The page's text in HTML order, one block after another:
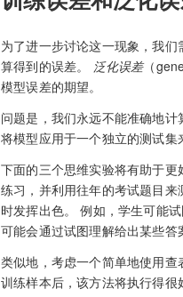
为了进一步讨论这一现象，我们
算得到的误差。 泛化误差（
模型误差的期望。
问题是，我们永远不能准确地
将模型应用于一个独立的测试集
下面的三个思维实验将有助于
练习，并利用往年的考试题目
时发挥出色。 例如，学生可能
可能会通过试图理解给出某些答
类似地，考虑一个简单地使用
训练样本后，该方法将执行得